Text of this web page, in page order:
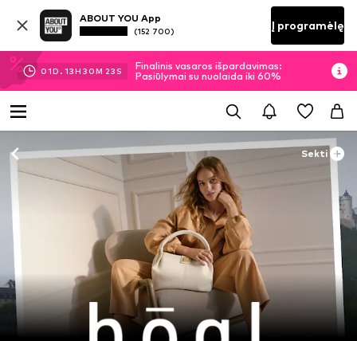
ABOUT YOU App
(152 700) Į programėlę
01D. 13H 30M 22 S
Finalinis vasaros išpardavimas:
Pasiūlymai su nuolaida iki 60%
Sekti